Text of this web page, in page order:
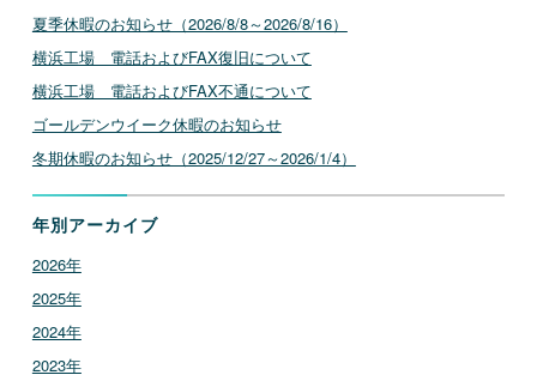
夏季休暇のお知らせ（2026/8/8～2026/8/16）
横浜工場 電話およびFAX復旧について
横浜工場 電話およびFAX不通について
ゴールデンウイーク休暇のお知らせ
冬期休暇のお知らせ（2025/12/27～2026/1/4）
年別アーカイブ
2026年
2025年
2024年
2023年